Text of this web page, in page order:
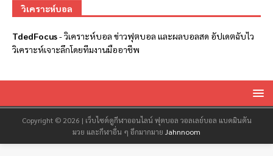
วิเคราะห์บอล
TdedFocus-วิเคราะห์บอล ข่าวฟุตบอล และผลบอลสด อัปเดตฉับไว
วิเคราะห์เจาะลึกโดยทีมงานมืออาชีพ
Copyright © 2026 | เว็บไซต์ดูกีฬาออนไลน์ ฟุตบอล วอลเลย์บอล แบดมินตัน
มวย และกีฬาอื่น ๆ อีกมากมาย Jahnnoom